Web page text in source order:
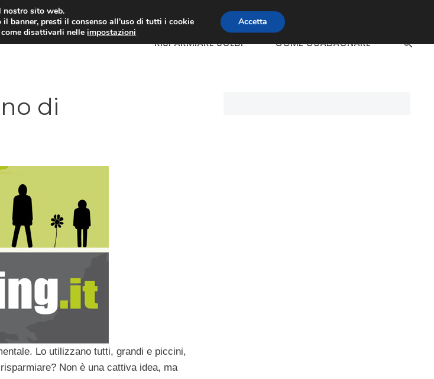
RISPARMIARE SOLDI COME GUADAGNARE
di
Lo utilizzano tutti, grandi e piccini,
Non è una cattiva idea, ma
nostro sito web.
banner, presti il consenso all’uso di tutti i cookie
disattivarli nelleimpostazioni
Accetta